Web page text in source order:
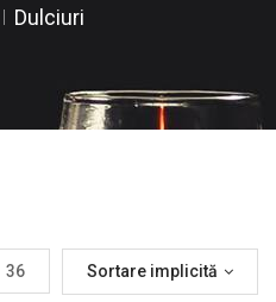
Dulciuri
Sortare implicită
36